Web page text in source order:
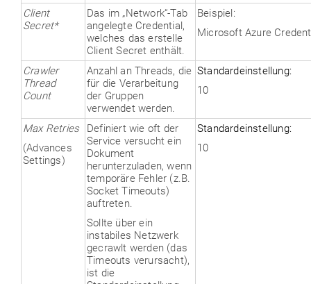
Client
Secret*
Das im „Network“-Tab
angelegte Credential,
welches das erstelle
Client Secret enthält.
Beispiel:
Microsoft Azure
Crawler
Thread
Count
Anzahl an Threads, die
für die Verarbeitung
der Gruppen
verwendet werden.
Standardeinstellung:
10
Max Retries
(Advances
Settings)
Definiert wie oft der
Service versucht ein
Dokument
herunterzuladen, wenn
temporäre Fehler (z.B.
Socket Timeouts)
auftreten.
Sollte über ein
instabiles Netzwerk
gecrawlt werden (das
Timeouts verursacht),
ist die
Standardeinstellung:
10